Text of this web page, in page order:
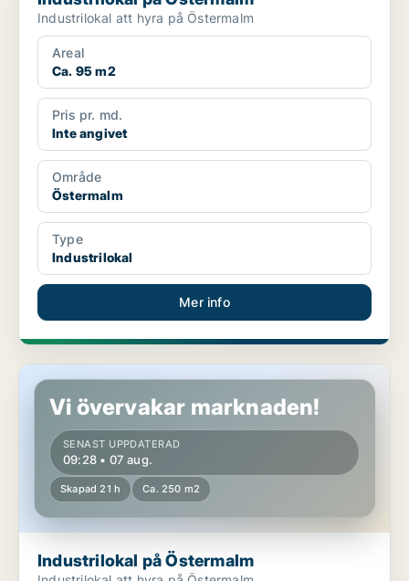
Industrilokal att hyra på Östermalm
Areal
Ca. 95 m2
Pris pr. md.
Inte angivet
Område
Östermalm
Type
Industrilokal
Mer info
Industrilokal på Östermalm
Vi övervakar marknaden!
SENAST UPPDATERAD
09:28 • 07 aug.
Skapad 21 h Ca. 250 m2
Industrilokal på Östermalm